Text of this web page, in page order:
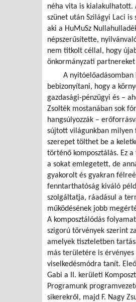
néha vita is kialakulhatott.
szünet után Szilágyi Laci is
aki a HuMuSz
népszerűsítette,
nem titkolt céllal, hogy
önkormányzati partnereket
A nyitóelőadásomban
bebizonyítani, hogy a
gazdasági-pénzügyi és –
Zsolték mostanában sok
hangsúlyozzák –
sújtott világunkban milyen
szerepet tölthet be a
történő komposztálás. Ez a
a sokat emlegetett, de
gyakorolt és gyakran
fenntarthatóság kiváló
szolgáltatja, ráadásul a
működésének jobb
A komposztálódás
szigorú törvények szerint
amelyek tiszteletben
más területére is érvényes
viselkedésmódra tanít.
Gabi a II. kerületi
Programunk
sikerekről, majd F. Nagy